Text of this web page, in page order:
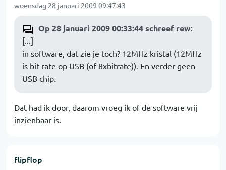
woensdag 28 januari 2009 09:47:43
Op 28 januari 2009 00:33:44 schreef rew:
[...]
in software, dat zie je toch? 12MHz kristal (12MHz
is bit rate op USB (of 8xbitrate)). En verder geen
USB chip.
Dat had ik door, daarom vroeg ik of de software vrij
inzienbaar is.
flipflop